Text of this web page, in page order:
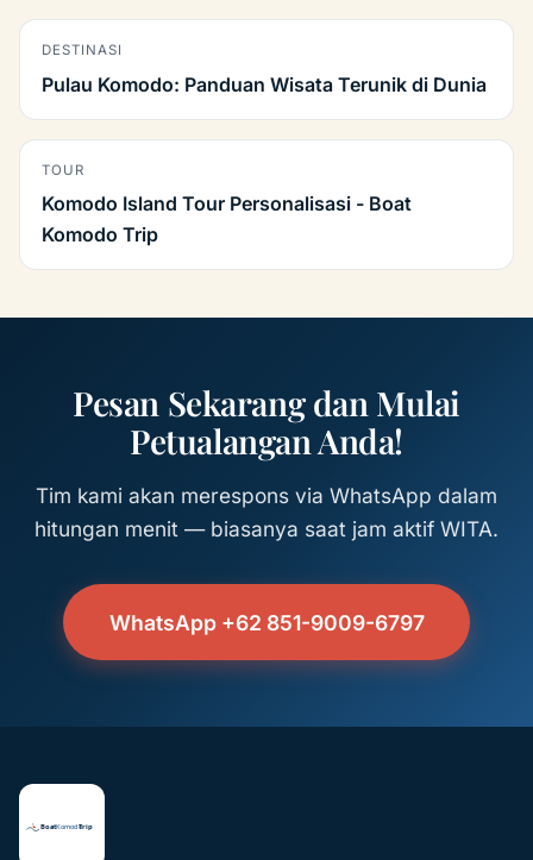
DESTINASI
Pulau Komodo: Panduan Wisata Terunik di Dunia
TOUR
Komodo Island Tour Personalisasi - Boat
Komodo Trip
Pesan Sekarang dan Mulai
Petualangan Anda!
Tim kami akan merespons via WhatsApp dalam
hitungan menit — biasanya saat jam aktif WITA.
WhatsApp +62 851-9009-6797